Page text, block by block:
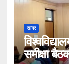
सागर
समीक्षा